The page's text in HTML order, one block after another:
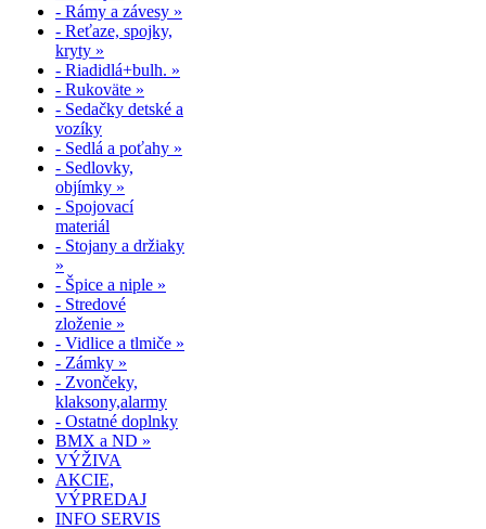
- Rámy a závesy »
- Reťaze, spojky,
kryty »
- Riadidlá+bulh. »
- Rukoväte »
- Sedačky detské a
vozíky
- Sedlá a poťahy »
- Sedlovky,
objímky »
- Spojovací
materiál
- Stojany a držiaky
»
- Špice a niple »
- Stredové
zloženie »
- Vidlice a tlmiče »
- Zámky »
- Zvončeky,
klaksony,alarmy
- Ostatné doplnky
BMX a ND »
VÝŽIVA
AKCIE,
VÝPREDAJ
INFO SERVIS